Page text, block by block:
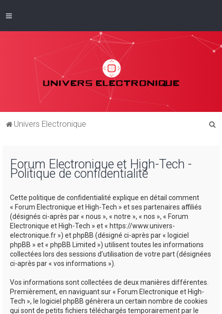
Univers Electronique
Forum Electronique et High-Tech -
Politique de confidentialité
Cette politique de confidentialité explique en détail comment
« Forum Electronique et High-Tech » et ses partenaires affiliés
(désignés ci-après par « nous », « notre », « nos », « Forum
Electronique et High-Tech » et « https://www.univers-
electronique.fr ») et phpBB (désigné ci-après par « logiciel
phpBB » et « phpBB Limited ») utilisent toutes les informations
collectées lors des sessions d’utilisation de votre part (désignées
ci-après par « vos informations »).
Vos informations sont collectées de deux manières différentes.
Premièrement, en naviguant sur « Forum Electronique et High-
Tech », le logiciel phpBB génèrera un certain nombre de cookies
qui sont de petits fichiers téléchargés temporairement par le